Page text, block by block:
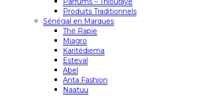
Produits Traditionnels
Sénégal en Marques
Thé Rapie
Miagro
Karitédiema
Esteval
Abel
Anta Fashion
Naatuu